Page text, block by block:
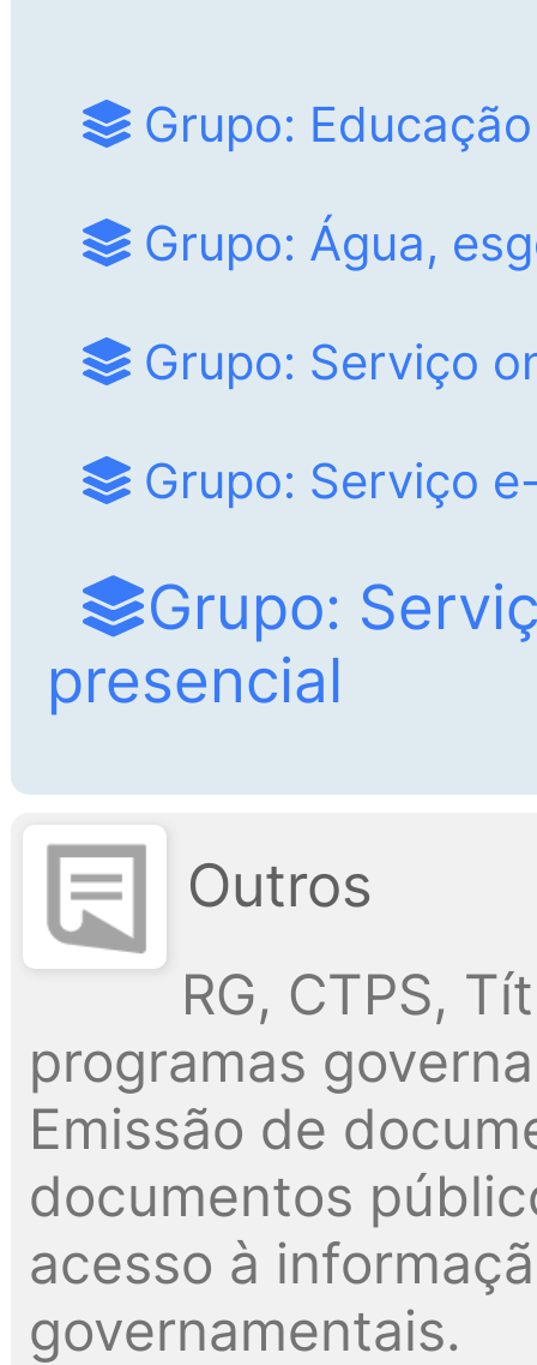
Grupo: Educação
Grupo: Água,
Grupo: Serviço
Grupo: Serviço
Grupo:
presencial
Outros
RG, CTPS,
programas
Emissão de
documentos
acesso à
governamentais.